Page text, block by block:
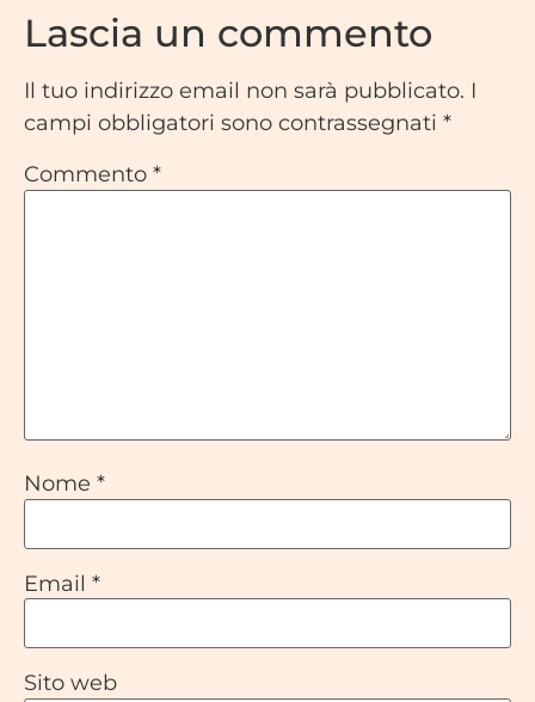
Lascia un commento
Il tuo indirizzo email non sarà pubblicato. I
campi obbligatori sono contrassegnati *
Commento *
Nome *
Email *
Sito web